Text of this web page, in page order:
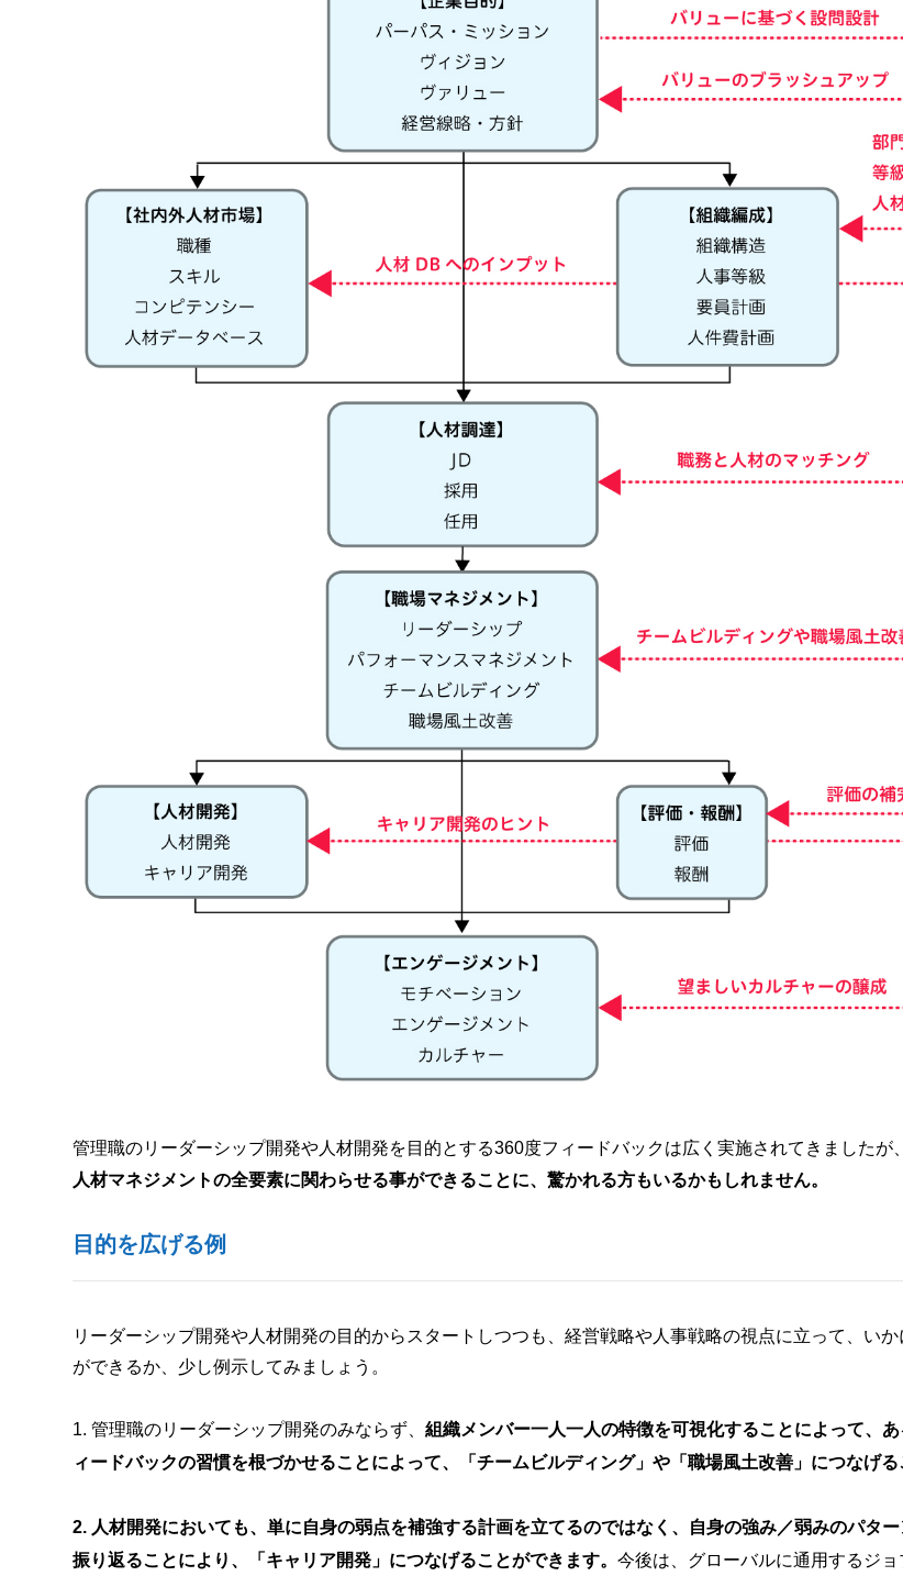
管理職のリーダーシップ開発や人材開発を目的とする360度フィードバックは広く実施されてきましたが
人材マネジメントの全要素に関わらせる事ができることに、驚かれる方もいるかもしれません。
目的を広げる例
リーダーシップ開発や人材開発の目的からスタートしつつも、経営戦略や人事戦略の視点に立って、いか
ができるか、少し例示してみましょう。
1. 管理職のリーダーシップ開発のみならず、 組織メンバー一人一人の特徴を可視化することによって、
ィードバックの習慣を根づかせることによって、「チームビルディング」や「職場風土改善」につなげる
2. 人材開発においても、単に自身の弱点を補強する計画を立てるのではなく、自身の強み／弱みのパタ
振り返ることにより、「キャリア開発」につなげることができます。 今後は、グローバルに通用するジ